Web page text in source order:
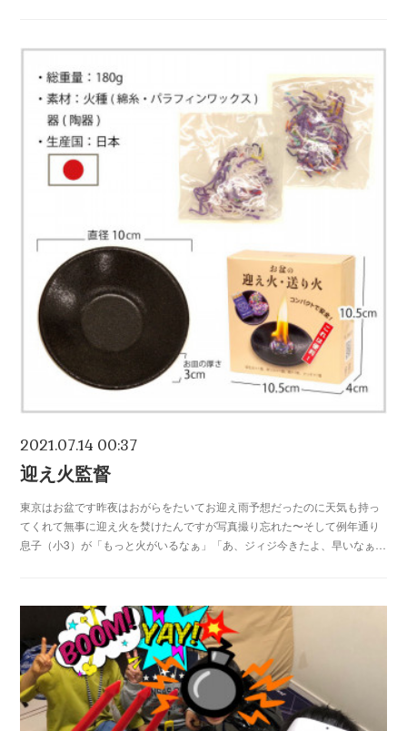
2021.07.14 00:37
迎え火監督
東京はお盆です昨夜はおがらをたいてお迎え雨予想だったのに天気も持っ
てくれて無事に迎え火を焚けたんですが写真撮り忘れた〜そして例年通り
息子（小3）が「もっと火がいるなぁ」「あ、ジィジ今きたよ、早いなぁ…